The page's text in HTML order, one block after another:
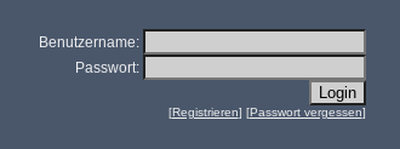
Benutzername:
Passwort:
[Registrieren] [Passwort vergessen]